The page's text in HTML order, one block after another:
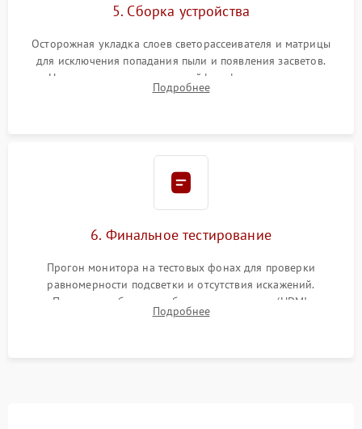
5. Сборка устройства
Осторожная укладка слоев светорассеивателя и матрицы
для исключения попадания пыли и появления засветов.
Надежное подключение шлейфов, фиксация плат и
аккуратное защелкивание пластикового корпуса монитора.
Подробнее
6. Финальное тестирование
Прогон монитора на тестовых фонах для проверки
равномерности подсветки и отсутствия искажений.
Проверка работоспособности всех портов (HDMI,
DisplayPort, VGA) и кнопок управления под нагрузкой в
Подробнее